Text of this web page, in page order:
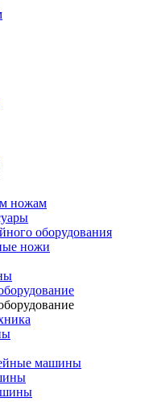
ножам
оборудования
ножи
машины